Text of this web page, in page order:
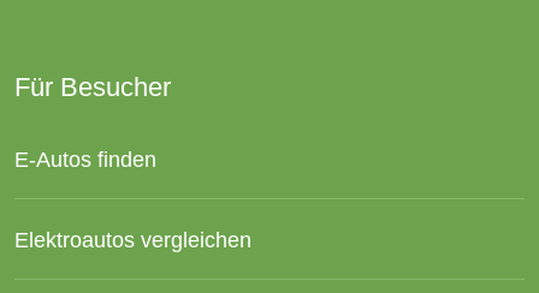
Für Besucher
E-Autos finden
Elektroautos vergleichen